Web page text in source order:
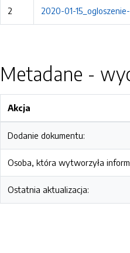
2 2020-01-
Metadane -
Akcja
Dodanie dokumentu:
Osoba, która wytworzyła
Ostatnia aktualizacja: